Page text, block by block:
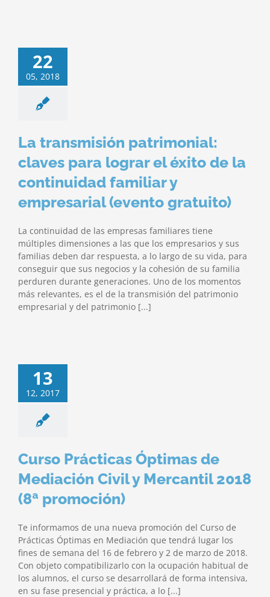
22
05, 2018
La transmisión patrimonial:
claves para lograr el éxito de la
continuidad familiar y
empresarial (evento gratuito)
La continuidad de las empresas familiares tiene
múltiples dimensiones a las que los empresarios y sus
familias deben dar respuesta, a lo largo de su vida, para
conseguir que sus negocios y la cohesión de su familia
perduren durante generaciones. Uno de los momentos
más relevantes, es el de la transmisión del patrimonio
empresarial y del patrimonio [...]
13
12, 2017
Curso Prácticas Óptimas de
Mediación Civil y Mercantil 2018
(8ª promoción)
Te informamos de una nueva promoción del Curso de
Prácticas Óptimas en Mediación que tendrá lugar los
fines de semana del 16 de febrero y 2 de marzo de 2018.
Con objeto compatibilizarlo con la ocupación habitual de
los alumnos, el curso se desarrollará de forma intensiva,
en su fase presencial y práctica, a lo [...]